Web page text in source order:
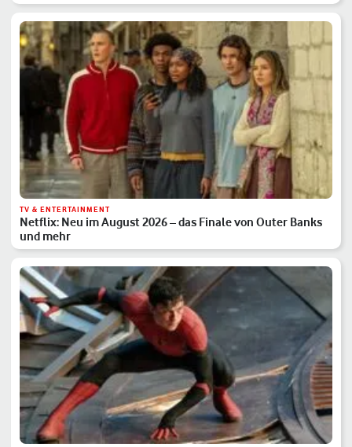
TV & ENTERTAINMENT
Netflix: Neu im August 2026 – das Finale von Outer Banks
und mehr